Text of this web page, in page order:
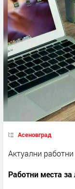
Асеновград
Актуални
Работни места